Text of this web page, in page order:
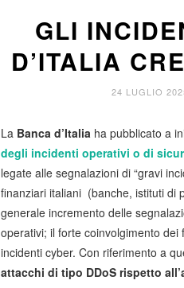
GLI
D’ITALIA
24 LUGLIO
La Banca d’Italia ha pubblicato a
degli incidenti operativi o di
legate alle segnalazioni di “gravi
finanziari italiani (banche, istituti di
generale incremento delle
operativi; il forte coinvolgimento
incidenti cyber. Con riferimento a
attacchi di tipo DDoS rispetto